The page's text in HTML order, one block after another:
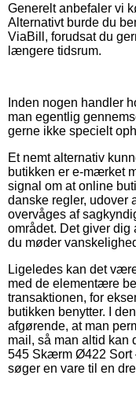
Generelt anbefaler vi
Alternativt burde du
ViaBill, forudsat du
længere tidsrum.
Inden nogen handler
man egentlig
gerne ikke specielt
Et nemt alternativ
butikken er e-mærket
signal om at online
danske regler, udover
overvåges af
området. Det giver
du møder
Ligeledes kan det
med de elementære
transaktionen, for
butikken benytter. I
afgørende, at man
mail, så man altid kan
545 Skærm Ø422 Sort
søger en vare til en